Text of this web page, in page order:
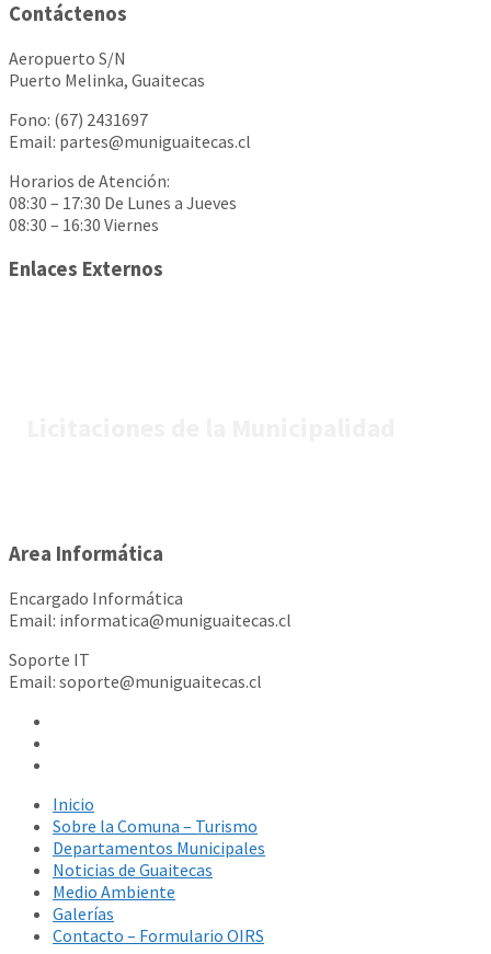
Contáctenos
Aeropuerto S/N
Puerto Melinka, Guaitecas
Fono: (67) 2431697
Email: partes@muniguaitecas.cl
Horarios de Atención:
08:30 – 17:30 De Lunes a Jueves
08:30 – 16:30 Viernes
Enlaces Externos
Area Informática
Encargado Informática
Email: informatica@muniguaitecas.cl
Soporte IT
Email: soporte@muniguaitecas.cl
Inicio
Sobre la Comuna – Turismo
Departamentos Municipales
Noticias de Guaitecas
Medio Ambiente
Galerías
Contacto – Formulario OIRS